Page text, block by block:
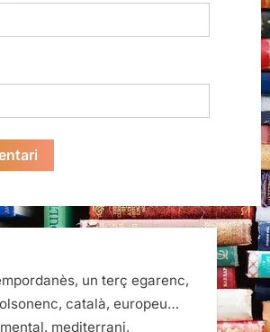
un terç egarenc,
català, europeu…
mediterrani,